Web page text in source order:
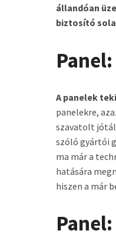
állandóan
biztosító
A panelek
panelekre,
szavatolt
szóló gyártói
ma már a
hatására
hiszen a már